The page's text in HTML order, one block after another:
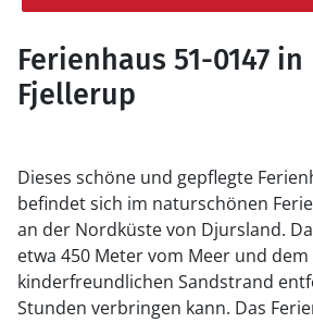
Ferienhaus 51-0147
Fjellerup
Dieses schöne und gepflegte
befindet sich im naturschönen
an der Nordküste von Djursland.
etwa 450 Meter vom Meer und
kinderfreundlichen Sandstrand
Stunden verbringen kann. Das Ferienhaus liegt